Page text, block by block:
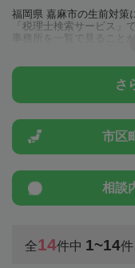
福岡県 嘉麻市の生前対策
「税理士検索サービス」
事務所を一覧で見ること
とは一度近隣の税理士に
さ
市区
相談
全14件中 1~14